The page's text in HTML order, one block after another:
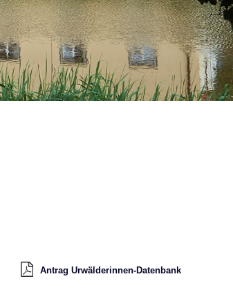
Antrag Urwälderinnen-Datenbank